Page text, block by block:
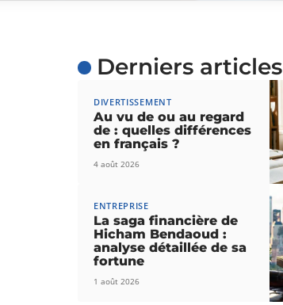
Derniers articles
DIVERTISSEMENT
Au vu de ou au regard
de : quelles différences
en français ?
4 août 2026
ENTREPRISE
La saga financière de
Hicham Bendaoud :
analyse détaillée de sa
fortune
1 août 2026